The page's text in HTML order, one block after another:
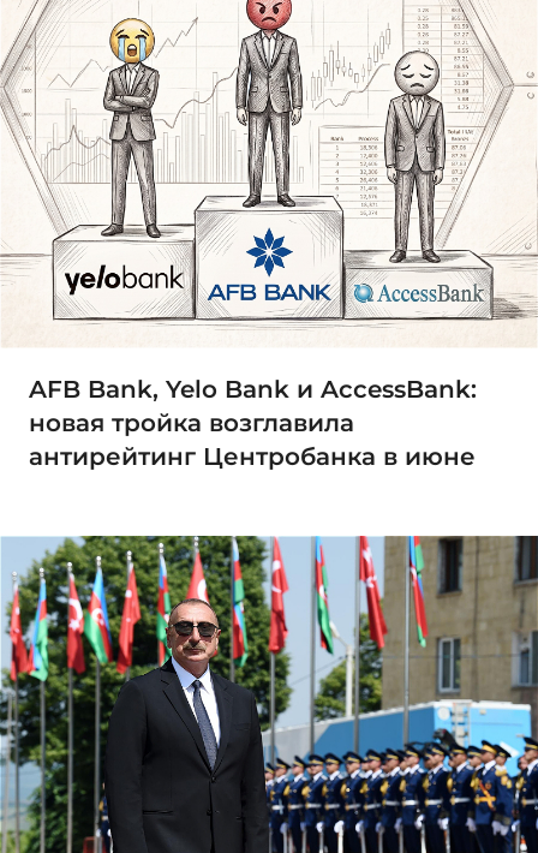
AFB Bank, Yelo Bank и AccessBank:
новая тройка возглавила
антирейтинг Центробанка в июне